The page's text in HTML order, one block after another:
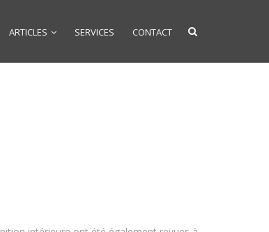
ARTICLES SERVICES CONTACT